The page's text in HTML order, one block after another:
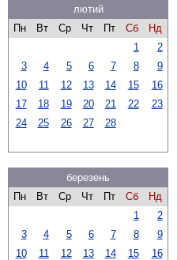
лютий
Пн
Вт Ср Чт Пт Сб
Нд
1
2
3
4 5 6 7 8
9
10
11 12 13 14 15
16
17
18 19 20 21 22
23
24
25 26 27 28
березень
Пн
Вт Ср Чт Пт Сб
Нд
1
2
3
4 5 6 7 8
9
10
11 12 13 14 15
16